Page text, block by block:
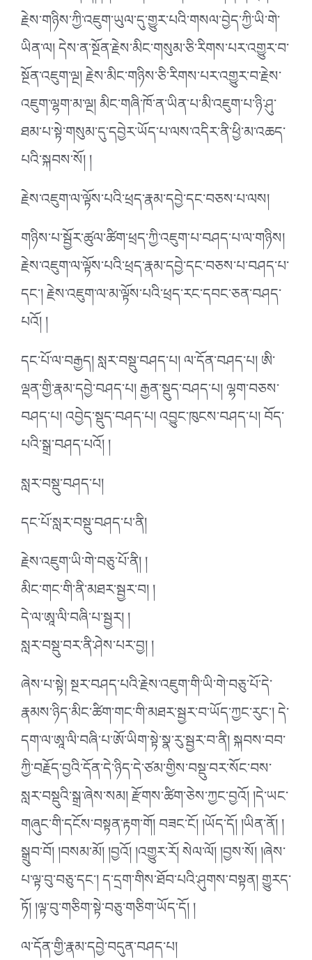
རྗེས་གཉིས་ཀྱི་འཇུག་ཡུལ་དུ་གྱུར་པའི་གསལ་བྱེད་ཀྱི་ཡི་གེ་
ཡིན་ལ། དེས་ན་སྔོན་རྗེས་མིང་གསུམ་ཅི་རིགས་པར་འགྱུར་བ་
སྔོན་འཇུག་ལྔ། རྗེས་མིང་གཉིས་ཅི་རིགས་པར་འགྱུར་བ་རྗེས་
འཇུག་ལྷག་མ་ལྔ། མིང་གཞི་ཁོ་ན་ཡིན་པ་མི་འཇུག་པ་ཉི་ཤུ་
ཐམ་པ་སྟེ་གསུམ་དུ་དབྱེར་ཡོད་པ་ལས་འདིར་ནི་ཕྱི་མ་འཆད་
པའི་སྐབས་སོ། །
རྗེས་འཇུག་ལ་ལྟོས་པའི་ཕྲད་རྣམ་དབྱེ་དང་བཅས་པ་ལས།
གཉིས་པ་སྦྱོར་ཚུལ་ཚིག་ཕྲད་ཀྱི་འཇུག་པ་བཤད་པ་ལ་གཉིས།
རྗེས་འཇུག་ལ་ལྟོས་པའི་ཕྲད་རྣམ་དབྱེ་དང་བཅས་པ་བཤད་པ་
དང་། རྗེས་འཇུག་ལ་མ་ལྟོས་པའི་ཕྲད་རང་དབང་ཅན་བཤད་
པའོ། །
དང་པོ་ལ་བརྒྱད། སླར་བསྡུ་བཤད་པ། ལ་དོན་བཤད་པ། ཨི་
ལྡན་གྱི་རྣམ་དབྱེ་བཤད་པ། རྒྱན་སྡུད་བཤད་པ། ལྷག་བཅས་
བཤད་པ། འབྱེད་སྡུད་བཤད་པ། འབྱུང་ཁུངས་བཤད་པ། བོད་
པའི་སྒྲ་བཤད་པའོ། །
སླར་བསྡུ་བཤད་པ།
དང་པོ་སླར་བསྡུ་བཤད་པ་ནི།
རྗེས་འཇུག་ཡི་གེ་བཅུ་པོ་ནི། །
མིང་གང་གི་ནི་མཐར་སྦྱར་བ། །
དེ་ལ་ཨཱ་ལི་བཞི་པ་སྦྱར། །
སླར་བསྡུ་བར་ནི་ཤེས་པར་བྱ། །
ཞེས་པ་སྟེ། སྔར་བཤད་པའི་རྗེས་འཇུག་གི་ཡི་གེ་བཅུ་པོ་དེ་
རྣམས་ཉིད་མིང་ཚིག་གང་གི་མཐར་སྦྱར་བ་ཡོད་ཀྱང་རུང་། དེ་
དག་ལ་ཨཱ་ལི་བཞི་པ་ཨོ་ཡིག་སྟེ་སྣ་རུ་སྦྱར་བ་ནི། སྐབས་བབ་
ཀྱི་བརྗོད་བྱའི་དོན་དེ་ཉིད་དེ་ཙམ་གྱིས་བསྡུ་བར་སོང་བས་
སླར་བསྡུའི་སྒྲ་ཞེས་སམ། རྫོགས་ཚིག་ཅེས་ཀྱང་བྱའོ། །དེ་ཡང་
གཞུང་གི་དངོས་བསྟན་རྟག་གོ། བཟང་ངོ། །ཡོད་དོ། །ཡིན་ནོ། །
སྒྲུབ་བོ། །བསམ་མོ། །བྱའོ། །འགྱུར་རོ། སེལ་ལོ། །བྱས་སོ། །ཞེས་
པ་ལྟ་བུ་བཅུ་དང་། ད་དྲག་གིས་ཐོབ་པའི་ཤུགས་བསྟན། གྱུརད་
ཏོ། །ལྟ་བུ་གཅིག་སྟེ་བཅུ་གཅིག་ཡོད་དོ། །
ལ་དོན་གྱི་རྣམ་དབྱེ་བདུན་བཤད་པ།